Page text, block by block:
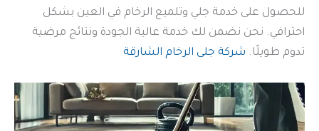
للحصول على خدمة جلي وتلميع الرخام في العين بشكل
احترافي. نحن نضمن لك خدمة عالية الجودة ونتائج مرضية
تدوم طويلًا. شركة جلى الرخام الشارقة